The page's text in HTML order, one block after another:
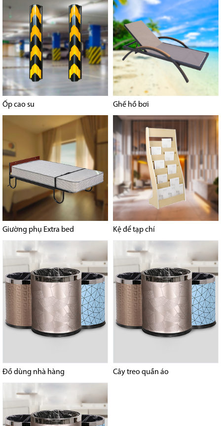
Ốp cao su Ghế hồ bơi
Giường phụ Extra bed Kệ để tạp chí
Đồ dùng nhà hàng Cây treo quần áo